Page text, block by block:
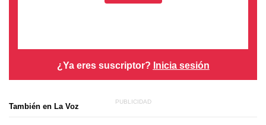
¿Ya eres suscriptor? Inicia sesión
También en La Voz